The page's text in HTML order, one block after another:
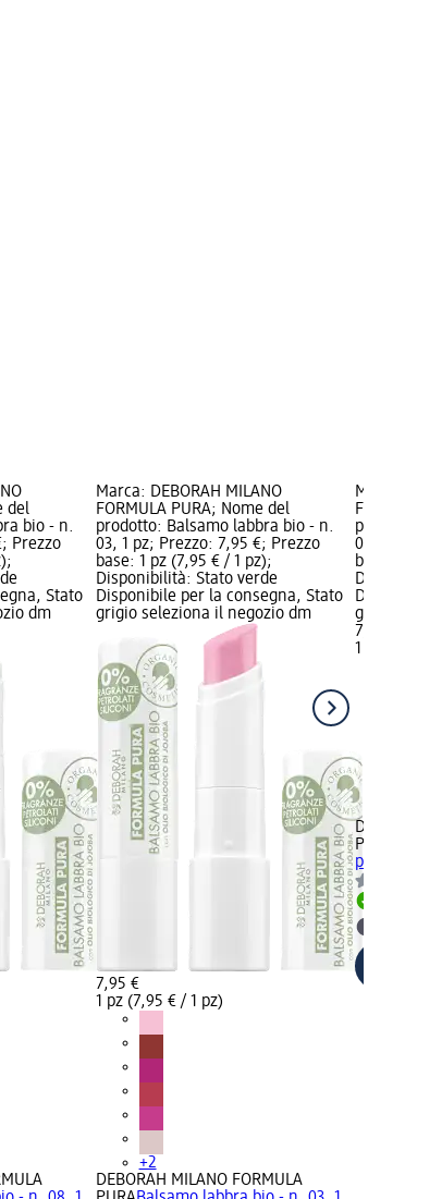
del
bio - n.
Prezzo
Stato
dm
Marca: DEBORAH MILANO
FORMULA PURA; Nome del
prodotto: Balsamo labbra bio - n.
03, 1 pz; Prezzo: 7,95 €; Prezzo
base: 1 pz (7,95 € / 1 pz);
Disponibilità: Stato verde
Disponibile per la consegna, Stato
grigio seleziona il negozio dm
7,95 €
1 pz (7,95 € / 1 pz)
+2
DEBORAH MILANO FORMULA
Marca:
FORMULA
prodotto:
04, 1 pz;
base: 1 pz
Disponibile
grigio
7,95 €
1 pz (7,95 €
DEBORAH
PURA
pz